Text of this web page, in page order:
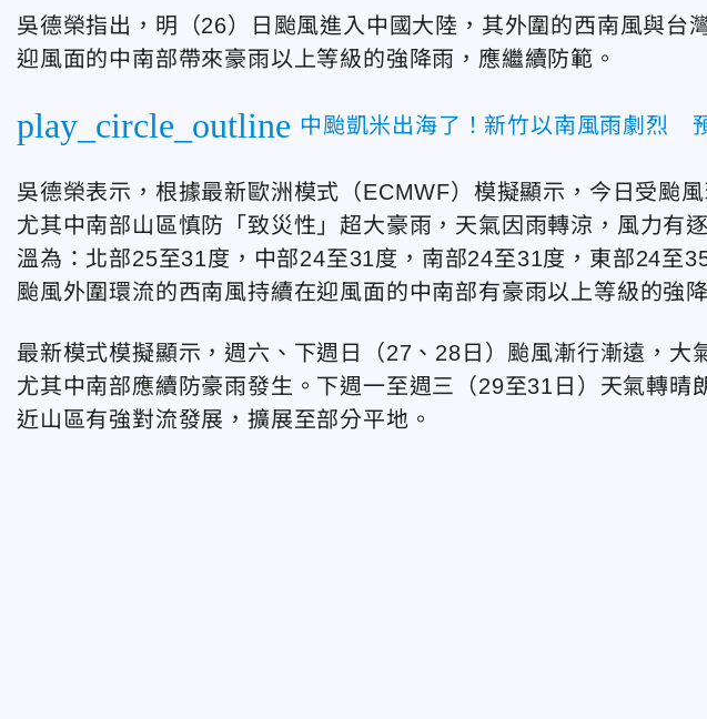
吳德榮指出，明（26）日颱風進入中國大陸，其外圍的西南風與台
迎風面的中南部帶來豪雨以上等級的強降雨，應繼續防範。
play_circle_outline 中颱凱米出海了！新竹以南風雨劇烈
吳德榮表示，根據最新歐洲模式（ECMWF）模擬顯示，今日受颱
尤其中南部山區慎防「致災性」超大豪雨，天氣因雨轉涼，風力有
溫為：北部25至31度，中部24至31度，南部24至31度，東部24至
颱風外圍環流的西南風持續在迎風面的中南部有豪雨以上等級的強
最新模式模擬顯示，週六、下週日（27、28日）颱風漸行漸遠，大
尤其中南部應續防豪雨發生。下週一至週三（29至31日）天氣轉晴
近山區有強對流發展，擴展至部分平地。